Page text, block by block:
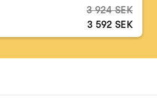
3 924 SEK
3 592 SEK